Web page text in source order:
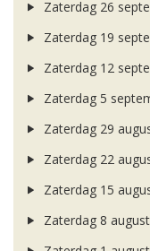
Zaterdag 26
Zaterdag 19
Zaterdag 12
Zaterdag 5
Zaterdag 29
Zaterdag 22
Zaterdag 15
Zaterdag 8